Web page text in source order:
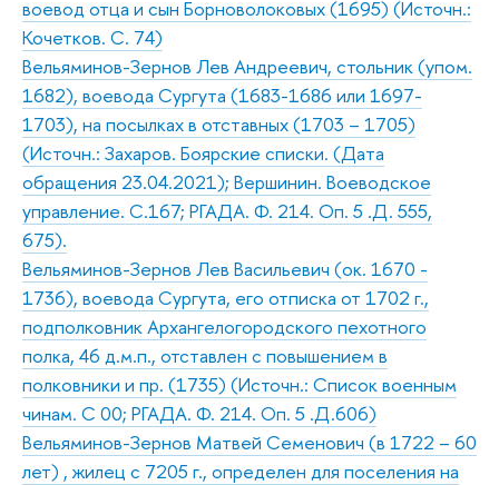
воевод отца и сын Борноволоковых (1695) (Источн.:
Кочетков. С. 74)
Вельяминов-Зернов Лев Андреевич, стольник (упом.
1682), воевода Сургута (1683-1686 или 1697-
1703), на посылках в отставных (1703 – 1705)
(Источн.: Захаров. Боярские списки. (Дата
обращения 23.04.2021); Вершинин. Воеводское
управление. С.167; РГАДА. Ф. 214. Оп. 5 .Д. 555,
675).
Вельяминов-Зернов Лев Васильевич (ок. 1670 -
1736), воевода Сургута, его отписка от 1702 г.,
подполковник Архангелогородского пехотного
полка, 46 д.м.п., отставлен с повышением в
полковники и пр. (1735) (Источн.: Список военным
чинам. С 00; РГАДА. Ф. 214. Оп. 5 .Д.606)
Вельяминов-Зернов Матвей Семенович (в 1722 – 60
лет) , жилец с 7205 г., определен для поселения на